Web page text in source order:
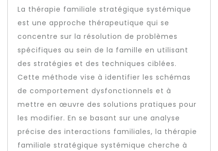
La thérapie familiale stratégique systémique
est une approche thérapeutique qui se
concentre sur la résolution de problèmes
spécifiques au sein de la famille en utilisant
des stratégies et des techniques ciblées.
Cette méthode vise à identifier les schémas
de comportement dysfonctionnels et à
mettre en œuvre des solutions pratiques pour
les modifier. En se basant sur une analyse
précise des interactions familiales, la thérapie
familiale stratégique systémique cherche à